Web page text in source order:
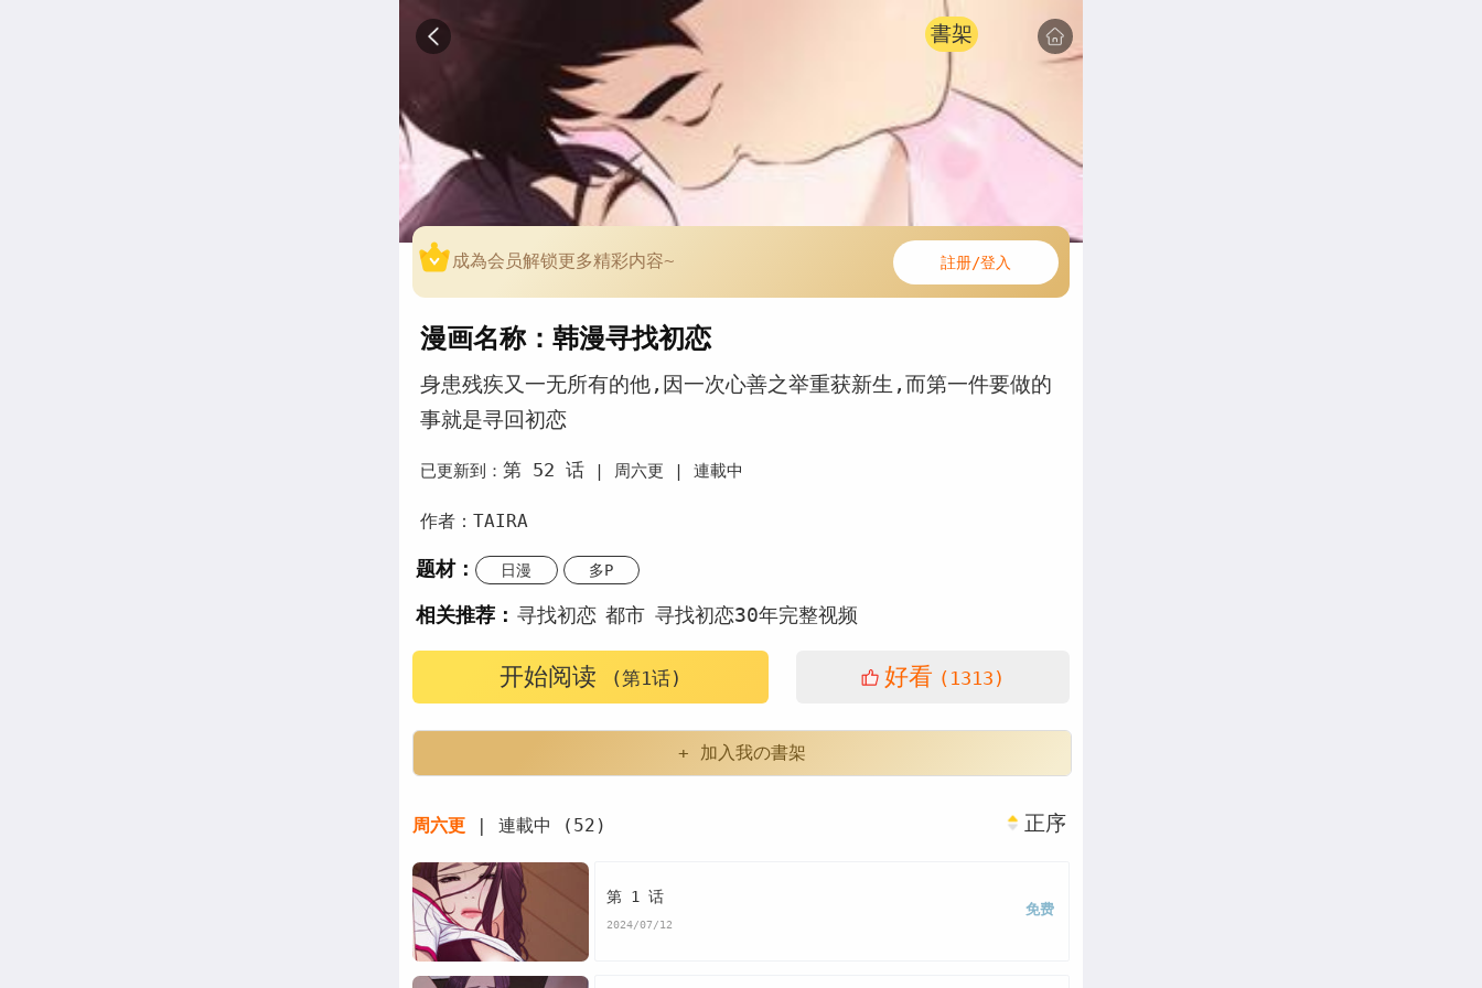
書架
成為会员解锁更多精彩内容~ 註册/登入
漫画名称：韩漫寻找初恋
身患残疾又一无所有的他,因一次心善之举重获新生,而第一件要做的
事就是寻回初恋
已更新到： 第 52 话| 周六更 | 連載中
作者：TAIRA
题材： 日漫 多P
相关推荐： 寻找初恋 都市 寻找初恋30年完整视频
好久不见栏目寻找初恋 一封信时隔43年寻找初恋
你有一封信43岁女兵寻找初恋 如何找到初恋的联系方式
韩漫寻找初恋30年完整视频 韩漫寻找初恋 寻找初恋漫画
寻找初恋漫画免费 看寻找初恋漫画末删减版
版寻找初恋漫画最新话 寻找初恋漫画汗汗漫画
寻找初恋漫画土豪漫画
开始阅读 (第1话) 好看 (1313)
+ 加入我の書架
周六更 | 連載中 (52) 正序
第 1 话
2024/07/12
免费